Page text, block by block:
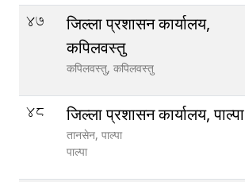
47
जिल्ला प्रशासन कार्यालय,
कपिलवस्तु
कपिलवस्तु, कपिलवस्तु
48 जिल्ला प्रशासन कार्यालय, पाल्पा
तानसेन, पाल्पा
पाल्पा